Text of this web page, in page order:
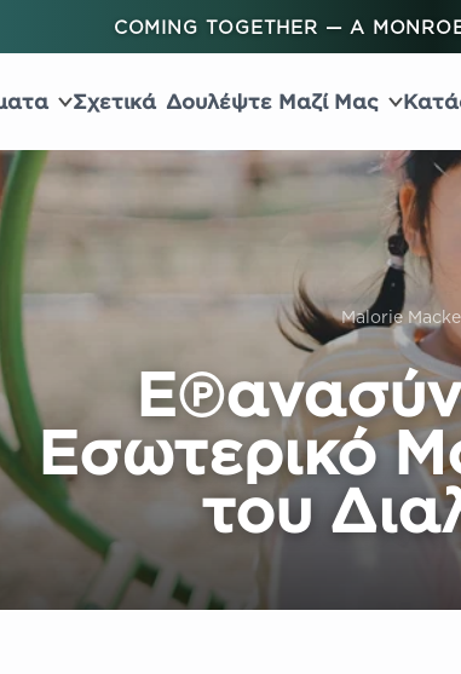
COMING TOGETHER — A
Σχετικά Δουλέψτε Μαζί Μας
Malorie
Εσωτερικό
του